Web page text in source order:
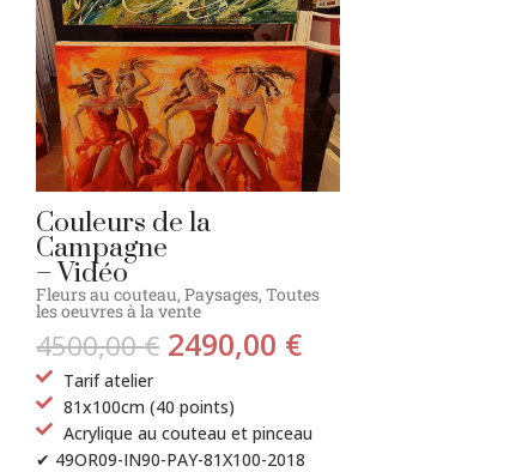
Couleurs de la
Campagne
– Vidéo
Fleurs au couteau,Paysages,Toutes
les oeuvres à la vente
4500,00€ 2490,00 €
Tarif atelier
81x100cm (40 points)
Acrylique au couteau et pinceau
✔ 49OR09-IN90-PAY-81X100-2018